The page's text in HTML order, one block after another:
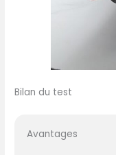
Bilan du test
Avantages